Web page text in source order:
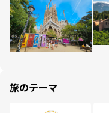
旅のテーマ